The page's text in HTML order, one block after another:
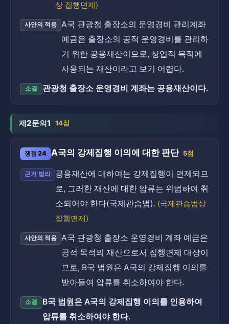
상 집행면제)
사안의 적용
A국 관광청 출장소의 운영경비 관리계좌
예금은 출장소의 공적 운영경비를 관리하
기 위한 공용재산이므로, 상업적 목적에
사용되는 재산이라고 보기 어렵다.
소결 관광청 출장소 운영경비 계좌는 공용재산이다.
제2문의1 14점
쟁점 24 A국의 강제집행 이의에 대한 판단 5점
근거 법리
공용재산에 대하여는 강제집행이 면제되므
로, 그러한 재산에 대한 압류는 위법하여 취
소되어야 한다(국제관습법). (국제관습법상
집행면제)
사안의 적용
A국 관광청 출장소 운영경비 계좌 예금은
공적 목적의 재산으로서 집행면제 대상이
므로, B국 법원은 A국의 강제집행 이의를
받아들여 압류를 취소하여야 한다.
소결
B국 법원은 A국의 강제집행 이의를 인용하여
압류를 취소하여야 한다.